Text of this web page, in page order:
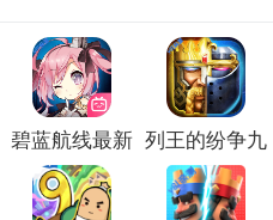
碧蓝航线最新
版本下载
列王的纷争九
游最新版本